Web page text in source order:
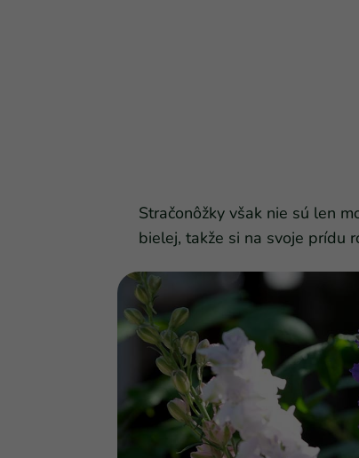
Stračonôžky však nie sú len
bielej, takže si na svoje prídu